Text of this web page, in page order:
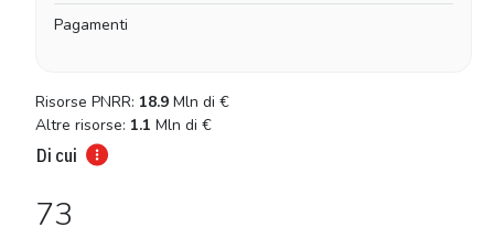
Pagamenti
Risorse PNRR: 18.9 Mln di €
Altre risorse: 1.1 Mln di €
Di cui
73